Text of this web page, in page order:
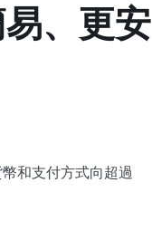
、更安
和支付方式向超過